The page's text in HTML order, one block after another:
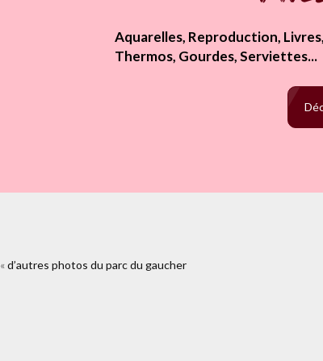
Aquarelles, Reproduction,
Thermos, Gourdes, Serviettes...
https://www.facebook.com/
«d’autres photos du parc du gaucher